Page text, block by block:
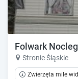
Folwark
Stronie Śląskie
Zwierzęta mile